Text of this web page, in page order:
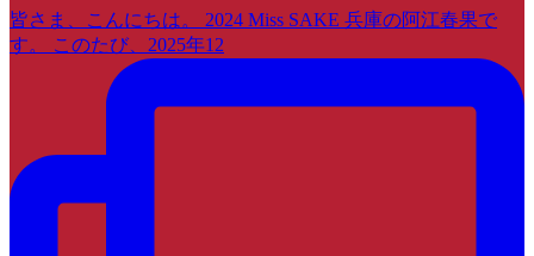
皆さま、こんにちは。 2024 Miss SAKE 兵庫の阿江春果で
す。 このたび、2025年12